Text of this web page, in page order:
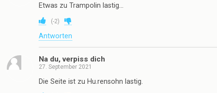
Etwas zu Trampolin lastig…
(-2)
Antworten
Na du, verpiss dich
27. September 2021
Die Seite ist zu Hu.rensohn lastig.